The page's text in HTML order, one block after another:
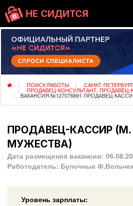
НЕ СИДИТСЯ
ПОИСК РАБОТЫ САНКТ-
ПРОДАВЕЦ-КОНСУЛЬТАНТ, ПРОДАВЕЦ-
ВАКАНСИЯ №127076691 ПРОДАВЕЦ-
ПРОДАВЕЦ-КАССИР
МУЖЕСТВА)
Дата размещения вакансии:
Работодатель: Булочные
Уровень зарплаты: